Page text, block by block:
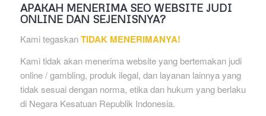
APAKAH MENERIMA SEO WEBSITE JUDI
ONLINE DAN SEJENISNYA?
Kami tegaskanTIDAK MENERIMANYA!
Kami tidak akan menerima website yang bertemakan judi
online / gambling, produk ilegal, dan layanan lainnya yang
tidak sesuai dengan norma, etika dan hukum yang berlaku
di Negara Kesatuan Republik Indonesia.